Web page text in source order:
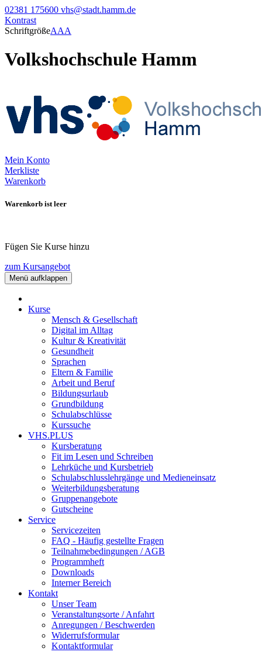
02381 175600 vhs@stadt.hamm.de
Kontrast
SchriftgrößeAAA
Volkshochschule Hamm
Mein Konto
Merkliste
Warenkorb
Warenkorb ist leer
Fügen Sie Kurse hinzu
zum Kursangebot
Menü aufklappen
Kurse
Mensch & Gesellschaft
Digital im Alltag
Kultur & Kreativität
Gesundheit
Sprachen
Eltern & Familie
Arbeit und Beruf
Bildungsurlaub
Grundbildung
Schulabschlüsse
Kurssuche
VHS.PLUS
Kursberatung
Fit im Lesen und Schreiben
Lehrküche und Kursbetrieb
Schulabschlusslehrgänge und Medieneinsatz
Weiterbildungsberatung
Gruppenangebote
Gutscheine
Service
Servicezeiten
FAQ - Häufig gestellte Fragen
Teilnahmebedingungen / AGB
Programmheft
Downloads
Interner Bereich
Kontakt
Unser Team
Veranstaltungsorte / Anfahrt
Anregungen / Beschwerden
Widerrufsformular
Kontaktformular